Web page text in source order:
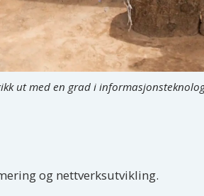
ut med en grad i
og nettverksutvikling.